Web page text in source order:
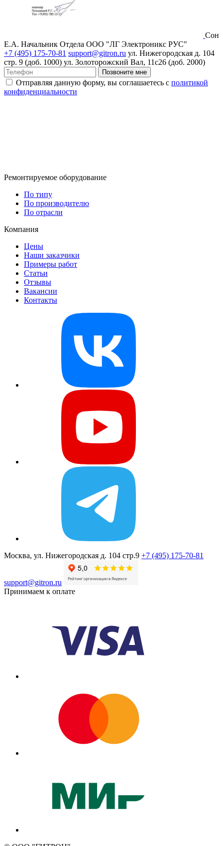
Сон
Е.А. Начальник Отдела ООО "ЛГ Электроникс РУС"
+7 (495) 175-70-81 support@gitron.ru ул. Нижегородская д. 104
стр. 9 (доб. 1000) ул. Золоторожский Вал, 11с26 (доб. 2000)
Позвоните мне
Отправляя данную форму, вы соглашаетесь с политикой
конфиденциальности
Ремонтируемое оборудование
По типу
По производителю
По отрасли
Компания
Цены
Наши заказчики
Примеры работ
Статьи
Отзывы
Вакансии
Контакты
Москва, ул. Нижегородская д. 104 стр.9 +7 (495) 175-70-81
support@gitron.ru
Принимаем к оплате